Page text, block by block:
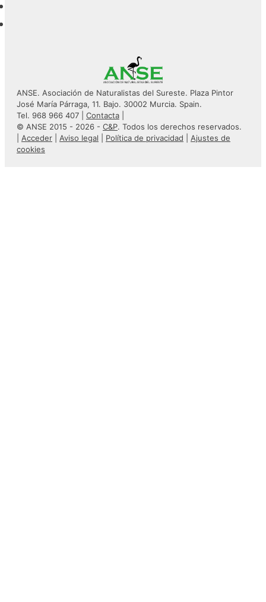
ANSE. Asociación de Naturalistas del Sureste. Plaza Pintor
José María Párraga, 11. Bajo. 30002 Murcia. Spain.
Tel. 968 966 407 | Contacta
© ANSE 2015 - 2026 - C&P. Todos los derechos reservados.
Acceder Aviso legal Política de privacidad
Ajustes de
cookies